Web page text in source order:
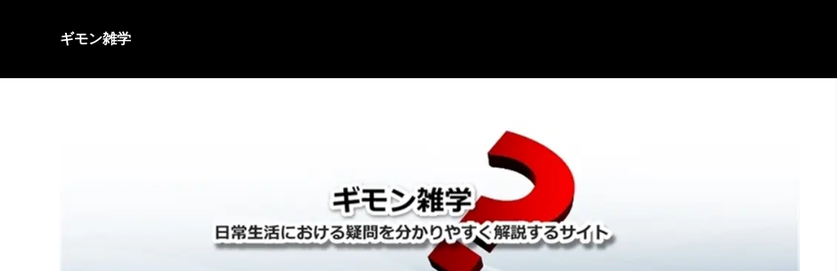
ギモン雑学